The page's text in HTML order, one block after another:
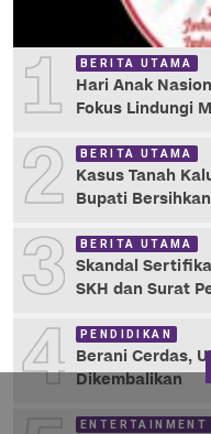
1 BERITA UTAMA
Hari Anak
Fokus Lindungi
2 BERITA UTAMA
Kasus Tanah
Bupati
3 BERITA UTAMA
Skandal
SKH dan Surat
4 PENDIDIKAN
Berani Cerdas,
Dikembalikan
ENTERTAINMENT